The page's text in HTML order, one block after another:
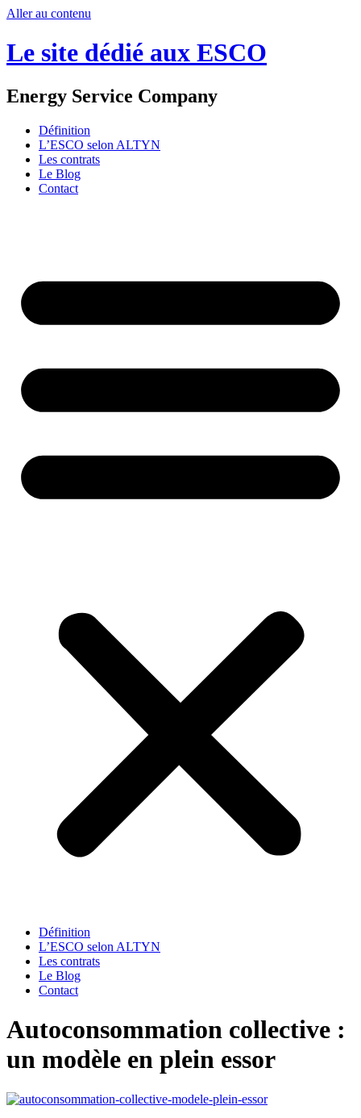
Aller au contenu
Le site dédié aux ESCO
Energy Service Company
Définition
L’ESCO selon ALTYN
Les contrats
Le Blog
Contact
Définition
L’ESCO selon ALTYN
Les contrats
Le Blog
Contact
Autoconsommation collective :
un modèle en plein essor